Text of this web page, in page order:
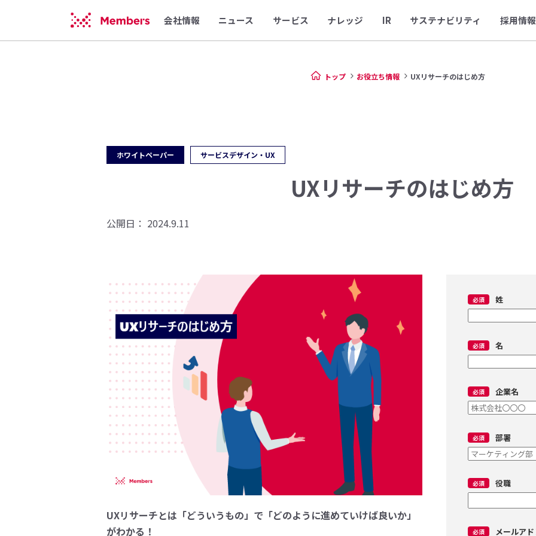
会社情報 ニュース サービス ナレッジ IR サステナビリティ 採用情報
トップ お役立ち情報 UXリサーチのはじめ方
ホワイトペーパー サービスデザイン・UX
UXリサーチのはじめ方
公開日： 2024.9.11
UXリサーチとは「どういうもの」で「どのように進めていけば良いか」
がわかる！
姓
名
企業名
部署
役職
メールア